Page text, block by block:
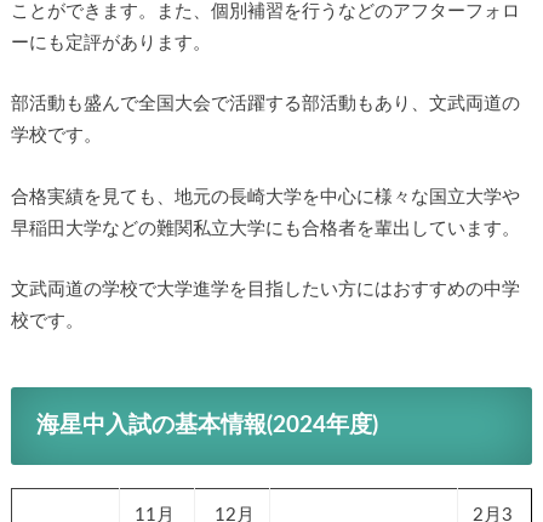
ことができます。また、個別補習を行うなどのアフターフォロ
ーにも定評があります。
部活動も盛んで全国大会で活躍する部活動もあり、文武両道の
学校です。
合格実績を見ても、地元の長崎大学を中心に様々な国立大学や
早稲田大学などの難関私立大学にも合格者を輩出しています。
文武両道の学校で大学進学を目指したい方にはおすすめの中学
校です。
海星中入試の基本情報(2024年度)
11月
12月
2月3